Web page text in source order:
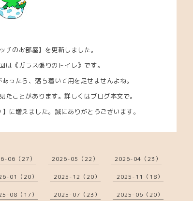
チのお部屋】を更新しました。
は《ガラス張りのトイレ》です。
ったら、落ち着いて用を足せませんよね。
ことがあります。詳しくはブログ本文で。
に増えました。誠にありがとうございます。
06（27） 2026-05（22） 2026-04（23）
01（20） 2025-12（20） 2025-11（18）
08（17） 2025-07（23） 2025-06（20）